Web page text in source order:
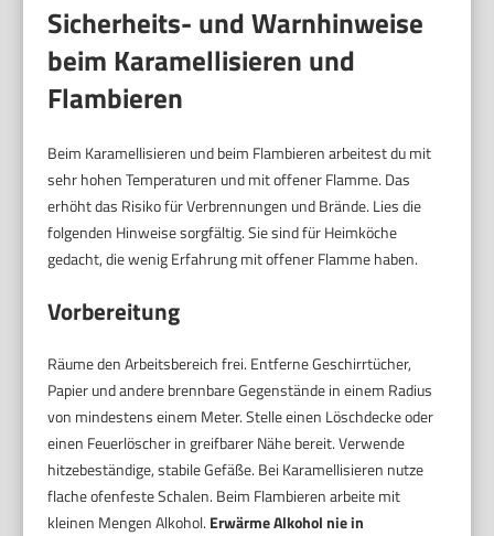
Sicherheits- und Warnhinweise
beim Karamellisieren und
Flambieren
Beim Karamellisieren und beim Flambieren arbeitest du mit
sehr hohen Temperaturen und mit offener Flamme. Das
erhöht das Risiko für Verbrennungen und Brände. Lies die
folgenden Hinweise sorgfältig. Sie sind für Heimköche
gedacht, die wenig Erfahrung mit offener Flamme haben.
Vorbereitung
Räume den Arbeitsbereich frei. Entferne Geschirrtücher,
Papier und andere brennbare Gegenstände in einem Radius
von mindestens einem Meter. Stelle einen Löschdecke oder
einen Feuerlöscher in greifbarer Nähe bereit. Verwende
hitzebeständige, stabile Gefäße. Bei Karamellisieren nutze
flache ofenfeste Schalen. Beim Flambieren arbeite mit
kleinen Mengen Alkohol. Erwärme Alkohol nie in